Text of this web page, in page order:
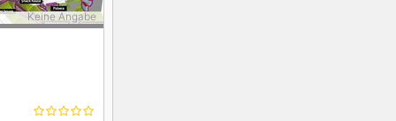
Keine Angabe